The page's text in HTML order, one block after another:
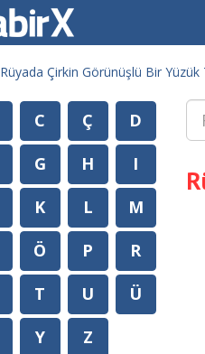
Rüyada Çirkin Görünüşlü Bir
C Ç
D
G H
I
K L
M
Ö P
R
T U
Ü
Y Z